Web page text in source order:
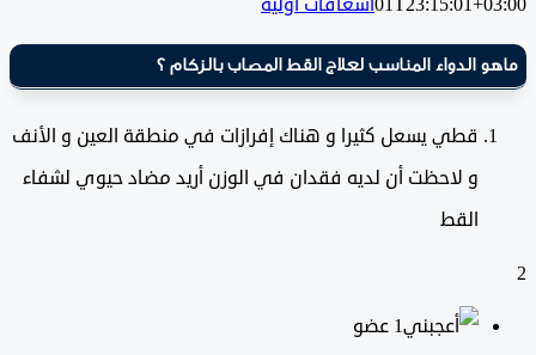
الدواء المناسب لعلاج القط المصاب بالزكام ؟
قطي يسعل كثيرا و هناك إفرازات في منطقة العين و الأنف
و لاحظت أن لديه فقدان في الوزن أريد مضاد حيوي لشفاء
‫1 عضو